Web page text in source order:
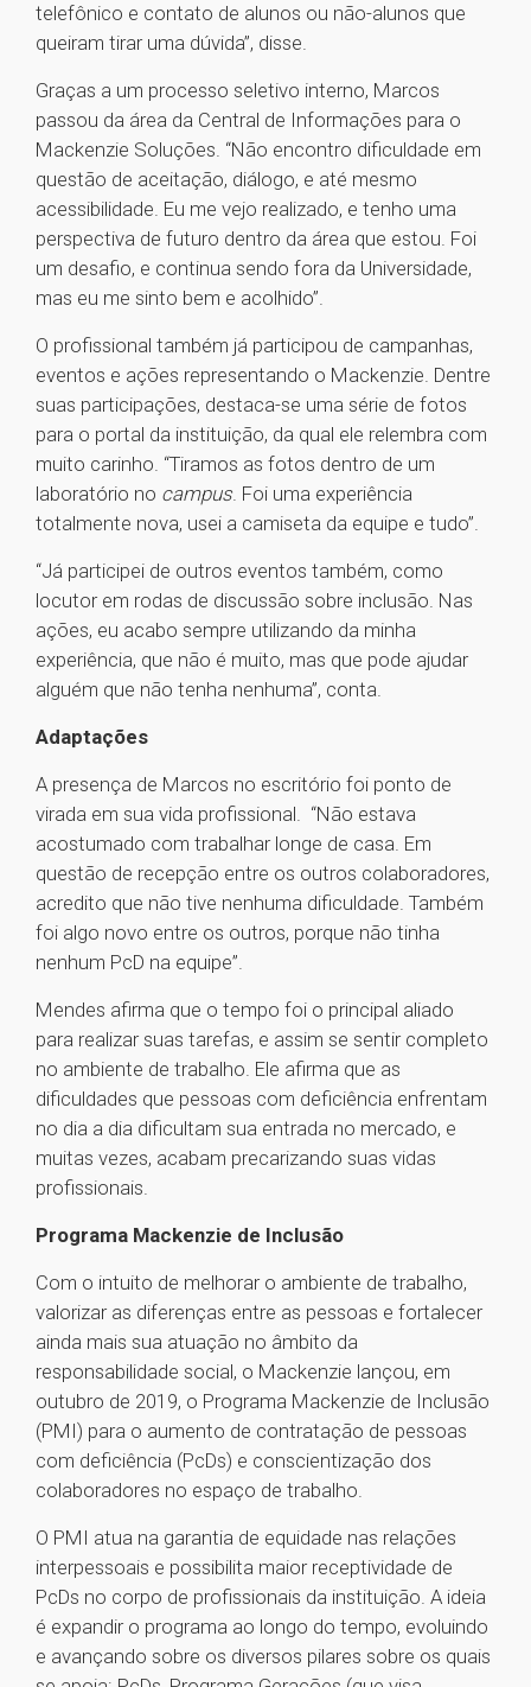
telefônico e contato de alunos ou não-alunos que
queiram tirar uma dúvida”, disse.
Graças a um processo seletivo interno, Marcos
passou da área da Central de Informações para o
Mackenzie Soluções. “Não encontro dificuldade em
questão de aceitação, diálogo, e até mesmo
acessibilidade. Eu me vejo realizado, e tenho uma
perspectiva de futuro dentro da área que estou. Foi
um desafio, e continua sendo fora da Universidade,
mas eu me sinto bem e acolhido”.
O profissional também já participou de campanhas,
eventos e ações representando o Mackenzie. Dentre
suas participações, destaca-se uma série de fotos
para o portal da instituição, da qual ele relembra com
muito carinho. “Tiramos as fotos dentro de um
laboratório no campus. Foi uma experiência
totalmente nova, usei a camiseta da equipe e tudo”.
“Já participei de outros eventos também, como
locutor em rodas de discussão sobre inclusão. Nas
ações, eu acabo sempre utilizando da minha
experiência, que não é muito, mas que pode ajudar
alguém que não tenha nenhuma”, conta.
Adaptações
A presença de Marcos no escritório foi ponto de
virada em sua vida profissional. “Não estava
acostumado com trabalhar longe de casa. Em
questão de recepção entre os outros colaboradores,
acredito que não tive nenhuma dificuldade. Também
foi algo novo entre os outros, porque não tinha
nenhum PcD na equipe”.
Mendes afirma que o tempo foi o principal aliado
para realizar suas tarefas, e assim se sentir completo
no ambiente de trabalho. Ele afirma que as
dificuldades que pessoas com deficiência enfrentam
no dia a dia dificultam sua entrada no mercado, e
muitas vezes, acabam precarizando suas vidas
profissionais.
Programa Mackenzie de Inclusão
Com o intuito de melhorar o ambiente de trabalho,
valorizar as diferenças entre as pessoas e fortalecer
ainda mais sua atuação no âmbito da
responsabilidade social, o Mackenzie lançou, em
outubro de 2019, o Programa Mackenzie de Inclusão
(PMI) para o aumento de contratação de pessoas
com deficiência (PcDs) e conscientização dos
colaboradores no espaço de trabalho.
O PMI atua na garantia de equidade nas relações
interpessoais e possibilita maior receptividade de
PcDs no corpo de profissionais da instituição. A ideia
é expandir o programa ao longo do tempo, evoluindo
e avançando sobre os diversos pilares sobre os quais